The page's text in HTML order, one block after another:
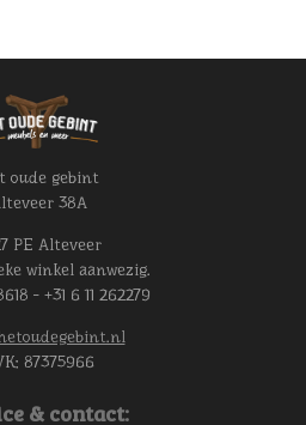
oude gebint
38A
PE Alteveer
winkel aanwezig.
- +31 6 11 262279
87375966
& contact: